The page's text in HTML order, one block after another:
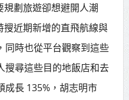
宜督導基層建設
打造山海觀光
救護車 挹注桃
劃旅遊卻想避開人潮
近期新增的直飛航線與
同時也從平台觀察到這些
搜尋這些目的地飯店和去
成長 135%，胡志明市